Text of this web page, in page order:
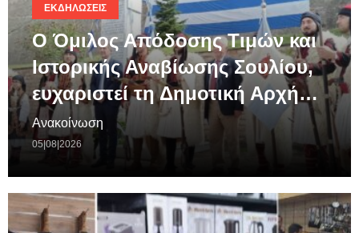
ΕΚΔΗΛΏΣΕΙΣ
Ο Όμιλος Απόδοσης Τιμών και
Ιστορικής Αναβίωσης Σουλίου,
ευχαριστεί τη Δημοτική Αρχή…
Ανακοίνωση
05|08|2026